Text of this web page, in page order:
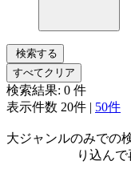
検索する
すべてクリア
検索結果: 0 件
表示件数 20件 | 50件
大ジャンルのみでの
り込ん